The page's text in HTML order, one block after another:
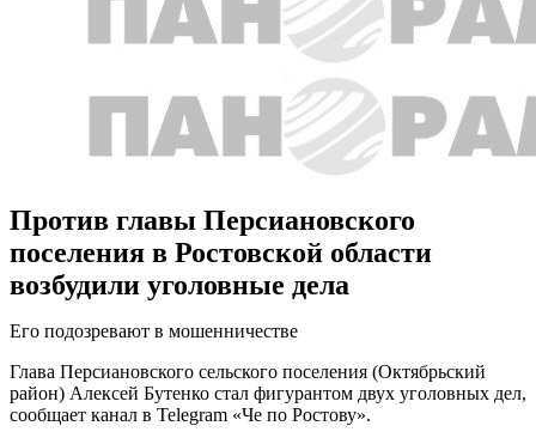
Против главы Персиановского
поселения в Ростовской области
возбудили уголовные дела
Его подозревают в мошенничестве
Глава Персиановского сельского поселения (Октябрьский
район) Алексей Бутенко стал фигурантом двух уголовных дел,
сообщает канал в Telegram «Че по Ростову».